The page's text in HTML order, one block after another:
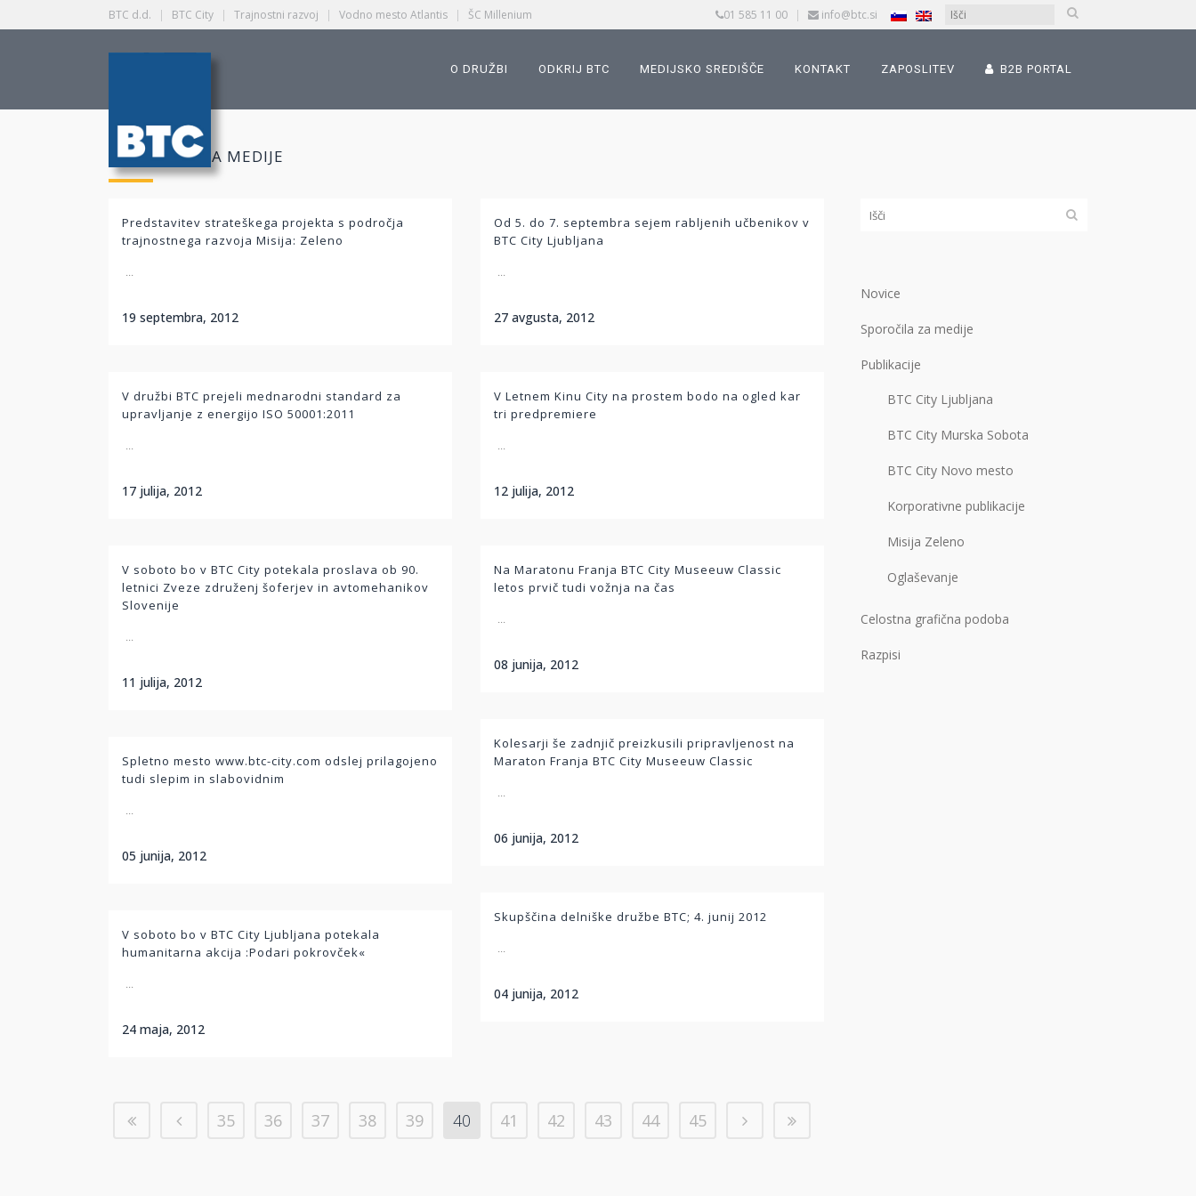
BTC d.d. | BTC City | Trajnostni razvoj | Vodno mesto Atlantis | ŠC Millenium 01 585 11 00 | info@btc.si
O DRUŽBI ODKRIJ BTC MEDIJSKO SREDIŠČE KONTAKT ZAPOSLITEV B2B PORTAL
SPOROČILA ZA MEDIJE
Predstavitev strateškega projekta s področja
trajnostnega razvoja Misija: Zeleno
...
19 septembra, 2012
Od 5. do 7. septembra sejem rabljenih učbenikov v
BTC City Ljubljana
...
27 avgusta, 2012
V družbi BTC prejeli mednarodni standard za
upravljanje z energijo ISO 50001:2011
...
17 julija, 2012
V Letnem Kinu City na prostem bodo na ogled kar
tri predpremiere
...
12 julija, 2012
V soboto bo v BTC City potekala proslava ob 90.
letnici Zveze združenj šoferjev in avtomehanikov
Slovenije
...
11 julija, 2012
Na Maratonu Franja BTC City Museeuw Classic
letos prvič tudi vožnja na čas
...
08 junija, 2012
Kolesarji še zadnjič preizkusili pripravljenost na
Maraton Franja BTC City Museeuw Classic
...
06 junija, 2012
Spletno mesto www.btc-city.com odslej prilagojeno
tudi slepim in slabovidnim
...
05 junija, 2012
Skupščina delniške družbe BTC; 4. junij 2012
...
04 junija, 2012
V soboto bo v BTC City Ljubljana potekala
humanitarna akcija :Podari pokrovček«
...
24 maja, 2012
35 36 37 38 39 40 41 42 43 44 45
Novice
Sporočila za medije
Publikacije
BTC City Ljubljana
BTC City Murska Sobota
BTC City Novo mesto
Korporativne publikacije
Misija Zeleno
Oglaševanje
Celostna grafična podoba
Razpisi